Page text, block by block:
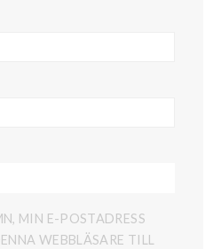
MIN E-POSTADRESS
WEBBLÄSARE TILL